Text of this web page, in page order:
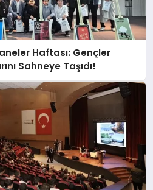
Şehri’nde Yazı Sanatı
Duran Boz ile “Yazı
Söyleşisi!
Fikir İnsanlarından Rahmi
Fikir Dünyası Konuşuldu
Sanat Merkezi İçin Geri Sayım
Haftası: Gençler
Sahneye Taşıdı!